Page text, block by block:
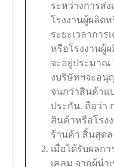
ระหว่างการส่
โรงงานผู้ผลิต
ระยะเวลากา
หรือโรงงานผู้
จะอยู่ประมาณ
งบริษัทฯจะอนุ
จนกว่าสินค้าแ
ประกัน. ถือว่า
สินค้าหรือโรง
ร้านค้า สิ้นสุดล
เมื่อได้รับผลก
เคลม จากผู้นำ